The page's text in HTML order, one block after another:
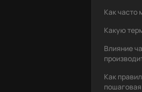
Как часто
Какую
Влияние
Как